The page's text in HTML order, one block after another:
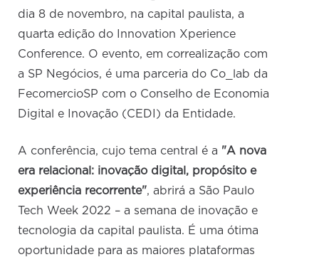
Prêmio de Sustentabilidade
Conselho de Serviços
Conselho de Relações Internacionais
Conselho de Sustentabilidade
Conselho de Comércio Eletrônico
dia 8 de novembro, na capital paulista, a
quarta edição do Innovation Xperience
Conference. O evento, em correalização com
a SP Negócios, é uma parceria do Co_lab da
FecomercioSP com o Conselho de Economia
Digital e Inovação (CEDI) da Entidade.
A conferência, cujo tema central é a "A nova
era relacional: inovação digital, propósito e
experiência recorrente", abrirá a São Paulo
Tech Week 2022 – a semana de inovação e
tecnologia da capital paulista. É uma ótima
oportunidade para as maiores plataformas